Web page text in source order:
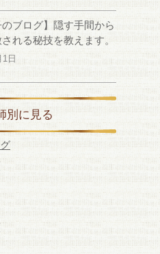
のブログ】隠す手間から
れる秘技を教えます。
日
別に見る